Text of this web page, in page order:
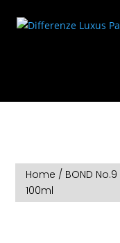
Home / BOND No.9
100ml